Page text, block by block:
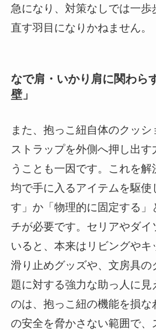
急になり、対策なしでは一歩
直す羽目になりかねません。
なで肩・いかり肩に関わら
壁」
また、抱っこ紐自体のクッ
ストラップを外側へ押し出す
うことも一因です。これを
均で手に入るアイテムを駆使
す」か「物理的に固定する」
チが必要です。セリアやダイ
いると、本来はリビングや
滑り止めグッズや、文房具の
題に対する強力な助っ人に見
のは、抱っこ紐の機能を損な
の安全を脅かさない範囲で、